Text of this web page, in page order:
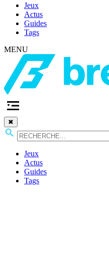
Jeux
Actus
Guides
Tags
MENU
✖
Jeux
Actus
Guides
Tags